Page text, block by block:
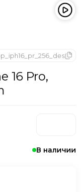
В наличии
16 Pro,